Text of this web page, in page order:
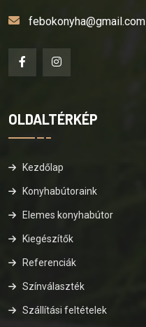
febokonyha@gmail.com
OLDALTÉRKÉP
Kezdőlap
Konyhabútoraink
Elemes konyhabútor
Kiegészítők
Referenciák
Színválaszték
Szállítási feltételek